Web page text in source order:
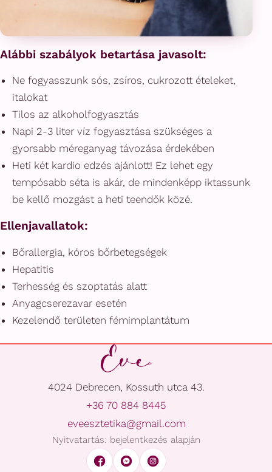
Alábbi szabályok betartása javasolt:
Ne fogyasszunk sós, zsíros, cukrozott ételeket,
italokat
Tilos az alkoholfogyasztás
Napi 2-3 liter víz fogyasztása szükséges a
gyorsabb méreganyag távozása érdekében
Heti két kardio edzés ajánlott! Ez lehet egy
tempósabb séta is akár, de mindenképp iktassunk
be kellő mozgást a heti teendők közé.
Ellenjavallatok:
Bőrallergia, kóros bőrbetegségek
Hepatitis
Terhesség és szoptatás alatt
Anyagcserezavar esetén
Kezelendő területen fémimplantátum
4024 Debrecen, Kossuth utca 43.
+36 70 884 8445
eveesztetika@gmail.com
Nyitvatartás: bejelentkezés alapján